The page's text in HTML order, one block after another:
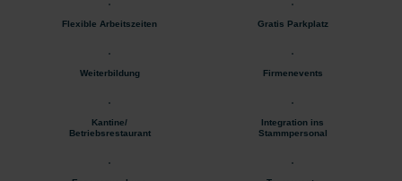
Flexible Arbeitszeiten Gratis Parkplatz
Weiterbildung Firmenevents
Kantine/
Betriebsrestaurant
Integration ins
Stammpersonal